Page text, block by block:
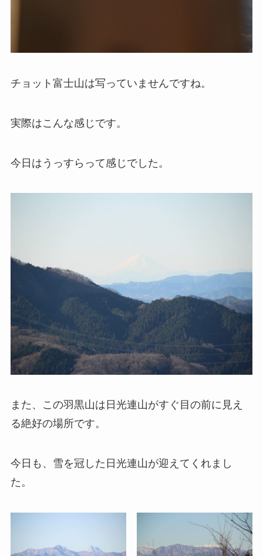
チョット富士山は写っていませんですね。
実際はこんな感じです。
今日はうっすらって感じでした。
また、この羽黒山は日光連山がすぐ目の前に見え
る絶好の場所です。
今日も、雪を冠した日光連山が迎えてくれまし
た。